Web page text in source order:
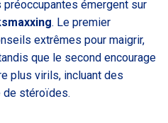
émergent sur
. Le premier
extrêmes pour maigrir,
que le second encourage
plus virils, incluant des
de stéroïdes.